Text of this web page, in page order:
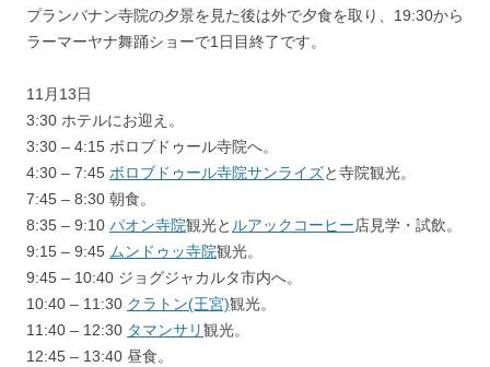
プランバナン寺院の夕景を見た後は外で夕食を取り、19:30から
ラーマーヤナ舞踊ショーで1日目終了です。
11月13日
3:30 ホテルにお迎え。
3:30 – 4:15 ボロブドゥール寺院へ。
4:30 – 7:45 ボロブドゥール寺院サンライズと寺院観光。
7:45 – 8:30 朝食。
8:35 – 9:10 パオン寺院観光と ルアックコーヒー店見学・試飲。
9:15 – 9:45 ムンドゥッ寺院観光。
9:45 – 10:40 ジョグジャカルタ市内へ。
10:40 – 11:30 クラトン(王宮)観光。
11:40 – 12:30 タマンサリ観光。
12:45 – 13:40 昼食。